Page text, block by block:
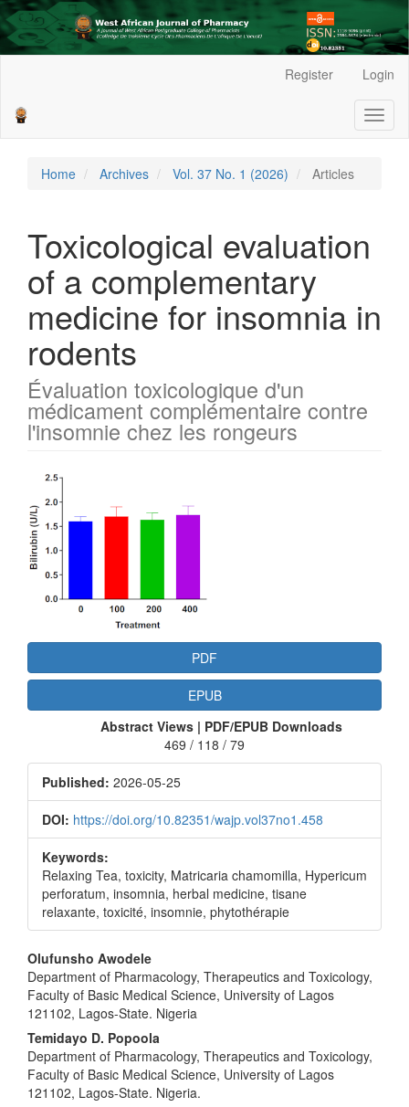
Sidebar
Register Login
Home Archives Vol. 37 No. 1 (2026) Articles
Toxicological evaluation
of a complementary
medicine for insomnia in
rodents
Évaluation toxicologique d'un
médicament complémentaire contre
l'insomnie chez les rongeurs
Article
Sidebar
PDF
EPUB
Abstract Views | PDF/EPUB Downloads
469 / 118 / 79
Published: 2026-05-25
DOI: https://doi.org/10.82351/wajp.vol37no1.458
Keywords:
Relaxing Tea, toxicity, Matricaria chamomilla, Hypericum
perforatum, insomnia, herbal medicine, tisane
relaxante, toxicité, insomnie, phytothérapie
Main
Article
Content
Olufunsho Awodele
Department of Pharmacology, Therapeutics and Toxicology,
Faculty of Basic Medical Science, University of Lagos
121102, Lagos-State. Nigeria
Temidayo D. Popoola
Department of Pharmacology, Therapeutics and Toxicology,
Faculty of Basic Medical Science, University of Lagos
121102, Lagos-State. Nigeria.